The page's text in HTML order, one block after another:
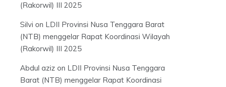
(Rakorwil) III 2025
Silvi on LDII Provinsi Nusa Tenggara Barat
(NTB) menggelar Rapat Koordinasi Wilayah
(Rakorwil) III 2025
Abdul aziz on LDII Provinsi Nusa Tenggara
Barat (NTB) menggelar Rapat Koordinasi